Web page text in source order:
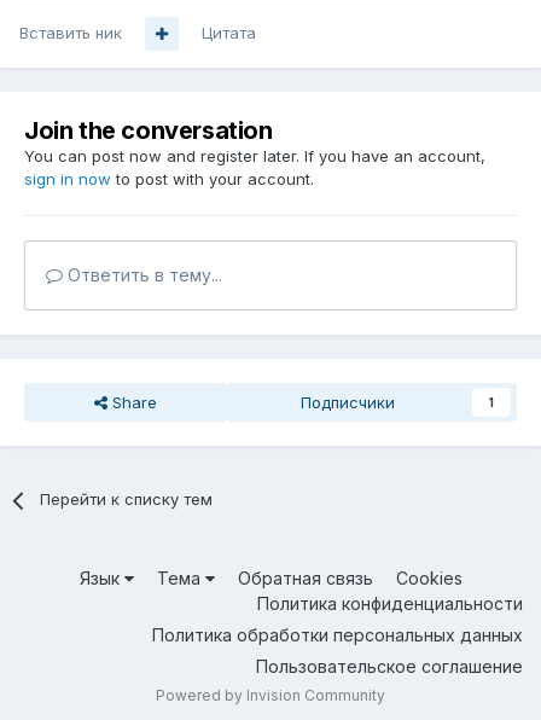
Вставить ник Цитата
Join the conversation
You can post now and register later. If you have an account,
sign in now to post with your account.
Ответить в тему...
Share Подписчики 1
Перейти к списку тем
Язык Тема Обратная связь
Cookies
Политика конфиденциальности
Политика обработки персональных данных
Пользовательское соглашение
Powered by Invision Community